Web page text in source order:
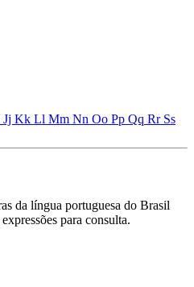
Jj Kk Ll Mm Nn Oo Pp Qq Rr Ss
da língua portuguesa do Brasil
para consulta.